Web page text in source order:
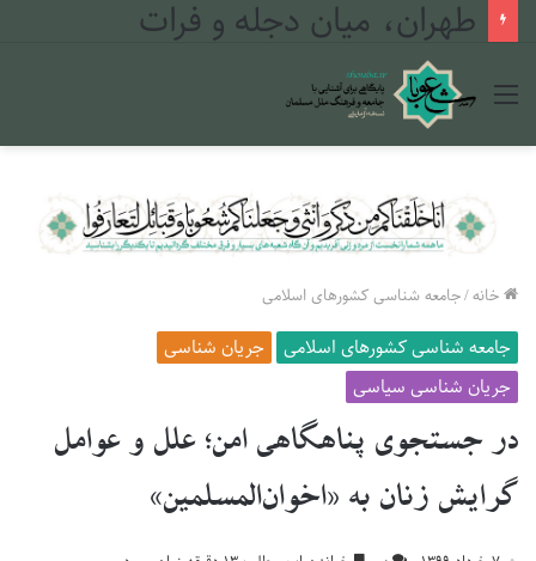
طهران، میان دجله و فرات
منو
خانه/جامعه شناسی کشورهای اسلامی
جامعه شناسی کشورهای اسلامی
جریان شناسی
جریان شناسی سیاسی
در جستجوی پناهگاهی امن؛ علل و عوامل
گرایش زنان به «اخوان‌المسلمین»